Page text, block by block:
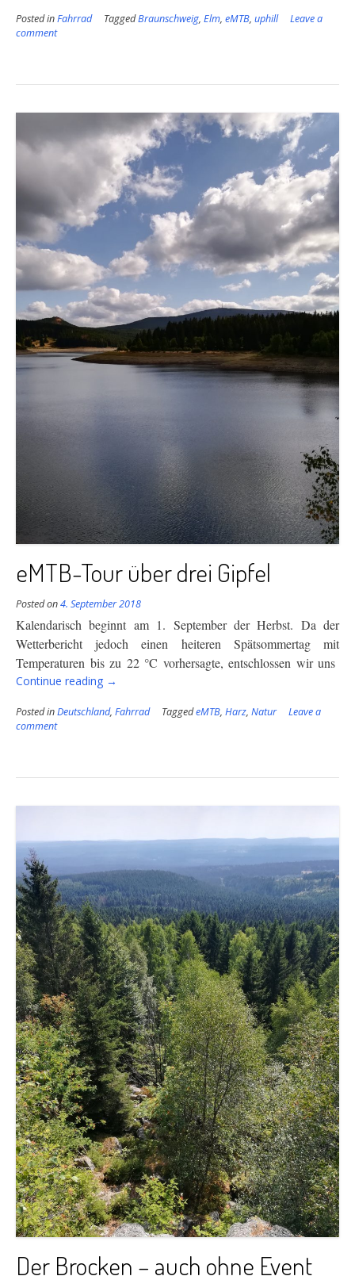
Posted inFahrrad TaggedBraunschweig, Elm, eMTB, uphill
Leave a
comment
eMTB-Tour über drei Gipfel
Posted on4. September 2018
Kalendarisch beginnt am 1. September der Herbst. Da der
Wetterbericht jedoch einen heiteren Spätsommertag mit
Temperaturen bis zu 22 °C vorhersagte, entschlossen wir uns
Continue reading “eMTB-
über
→
Posted inDeutschland, Fahrrad TaggedeMTB, Harz, Natur
Leave a
comment
Der Brocken – auch ohne Event